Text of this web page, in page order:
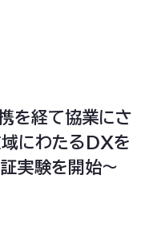
を経て協業にさ
域にわたるDXを
実験を開始～